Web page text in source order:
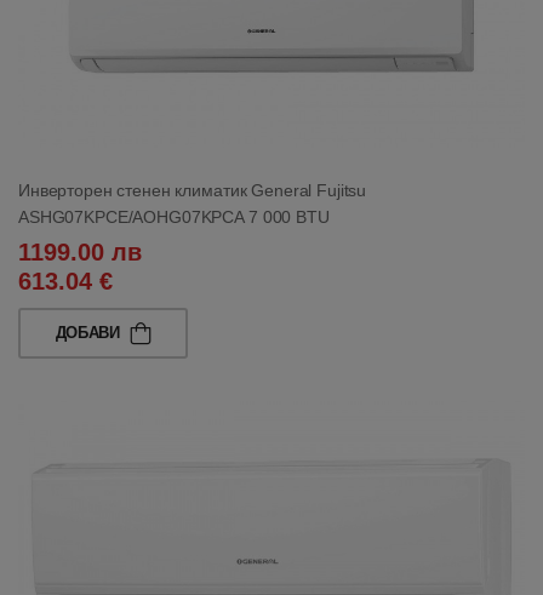
Инверторен стенен климатик General Fujitsu
ASHG07KPCE/AOHG07KPCA 7 000 BTU
1199.00 лв
613.04 €
ДОБАВИ